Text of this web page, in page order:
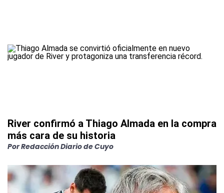
River confirmó a Thiago Almada en la compra
más cara de su historia
PorRedacción Diario de Cuyo